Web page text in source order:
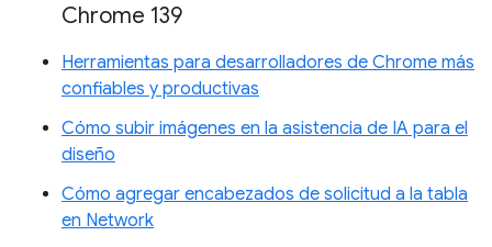
Chrome 139
Herramientas para desarrolladores de Chrome más
confiables y productivas
Cómo subir imágenes en la asistencia de IA para el
diseño
Cómo agregar encabezados de solicitud a la tabla
en Network